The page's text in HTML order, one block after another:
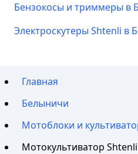
Бензокосы и триммеры в
Электроскутеры Shtenli в
Главная
Белыничи
Мотоблоки и
Мотокультиватор